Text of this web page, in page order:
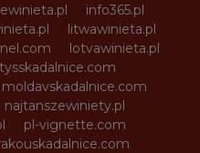
ewinieta.pl
info365.pl
litwawinieta.pl
lotvawinieta.pl
moldavskadalnice.com
najtanszewiniety.pl
pl-vignette.com